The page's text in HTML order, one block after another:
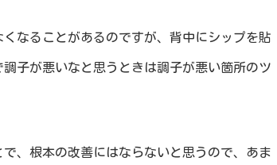
なることがあるのですが、背中にシップを貼
子が悪いなと思うときは調子が悪い箇所のツ
、根本の改善にはならないと思うので、あま